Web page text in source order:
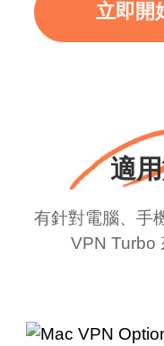
立即開
適
有針對電腦、手
VPN Turbo